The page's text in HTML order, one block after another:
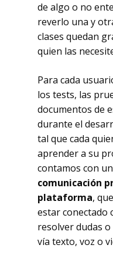
de algo o no
reverlo una y
clases quedan
quien las
Para cada
los tests, las
documentos de
durante el
tal que cada
aprender a su
contamos con un
comunicación
plataforma,
estar conectado
resolver dudas
vía texto, voz o